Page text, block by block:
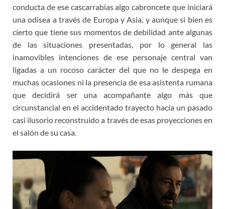
conducta de ese cascarrabias algo cabroncete que iniciará
una odisea a través de Europa y Asia, y aunque si bien es
cierto que tiene sus momentos de debilidad ante algunas
de las situaciones presentadas, por lo general las
inamovibles intenciones de ese personaje central van
ligadas a un rocoso carácter del que no le despega en
muchas ocasiones ni la presencia de esa asistenta rumana
que decidirá ser una acompañante algo más que
circunstancial en el accidentado trayecto hacía un pasado
casi ilusorio reconstruido a través de esas proyecciones en
el salón de su casa.